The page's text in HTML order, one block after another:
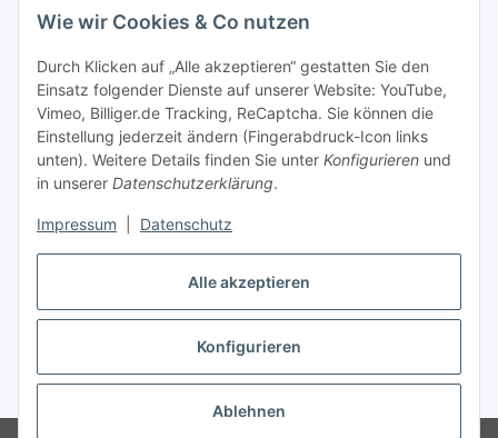
Alle akzeptieren
Konfigurieren
Ablehnen
Wie wir Cookies & Co nutzen
Durch Klicken auf „Alle akzeptieren“ gestatten Sie den
Einsatz folgender Dienste auf unserer Website: YouTube,
Vimeo, Billiger.de Tracking, ReCaptcha. Sie können die
Einstellung jederzeit ändern (Fingerabdruck-Icon links
unten). Weitere Details finden Sie unter Konfigurieren und
in unserer Datenschutzerklärung.
Impressum Datenschutz
Beliebte Kategorien
Kompressionsversorgung
* Alle Preise inkl. gesetzlicher USt., zzgl.Versand